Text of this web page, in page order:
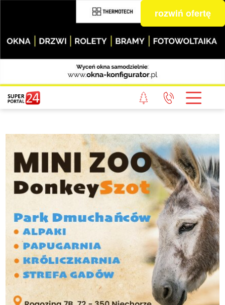
rozwiń ofertę
STRONA GŁÓWNA
POWIAT GRYFICKI
WIADOMOŚCI Z LASU
STUDIO SUPERPORTALU
KONTAKT
REDAKCJA